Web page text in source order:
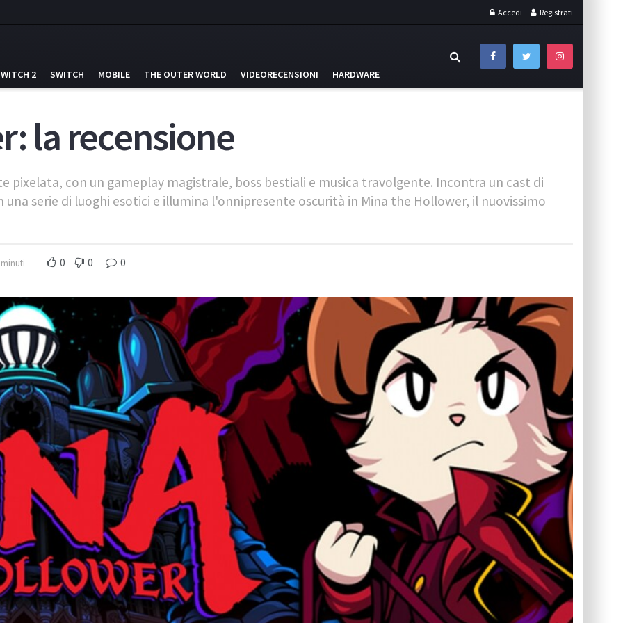
Accedi Registrati
2 SWITCH MOBILE THE OUTER WORLD VIDEORECENSIONI HARDWARE
la recensione
con un gameplay magistrale, boss bestiali e musica travolgente. Incontra un cast di
una serie di luoghi esotici e illumina l'onnipresente oscurità in Mina the Hollower, il nuovissimo
0 0 0